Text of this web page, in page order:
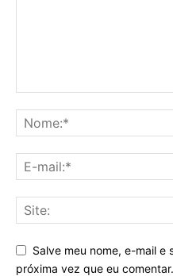
Salve meu nome, e-mail e
próxima vez que eu comentar.